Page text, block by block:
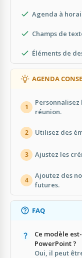
Agenda à
Champs de
Éléments de
AGENDA
1
Personnalisez
réunion.
2 Utilisez des
3 Ajustez les
4
Ajoutez des
futures.
FAQ
Ce modèle
PowerPoint ?
Oui, il peut